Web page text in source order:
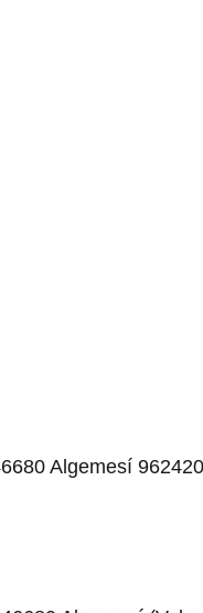
Algemesí